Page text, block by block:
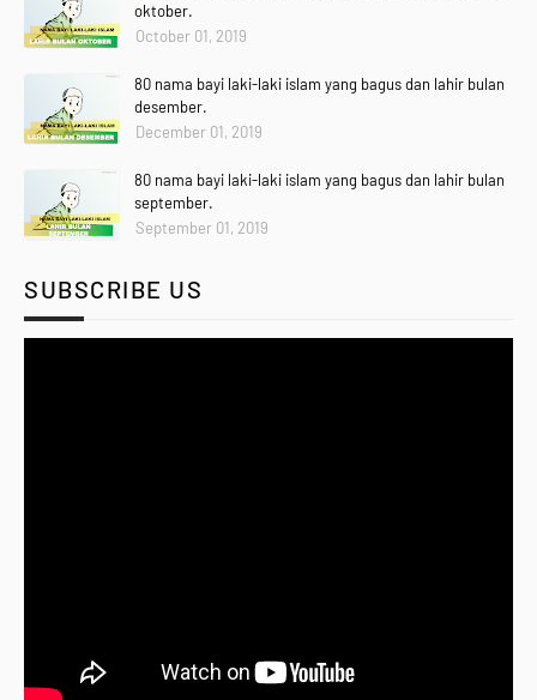
oktober.
October 01, 2019
80 nama bayi laki-laki islam yang bagus dan lahir bulan
desember.
December 01, 2019
80 nama bayi laki-laki islam yang bagus dan lahir bulan
september.
September 01, 2019
SUBSCRIBE US